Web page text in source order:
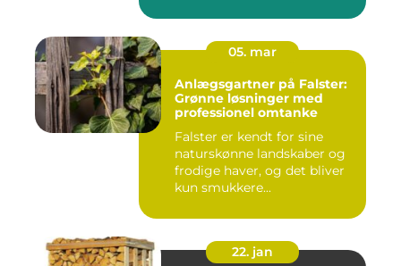
05. mar
Anlægsgartner på Falster:
Grønne løsninger med
professionel omtanke
Falster er kendt for sine
naturskønne landskaber og
frodige haver, og det bliver
kun smukkere...
22. jan